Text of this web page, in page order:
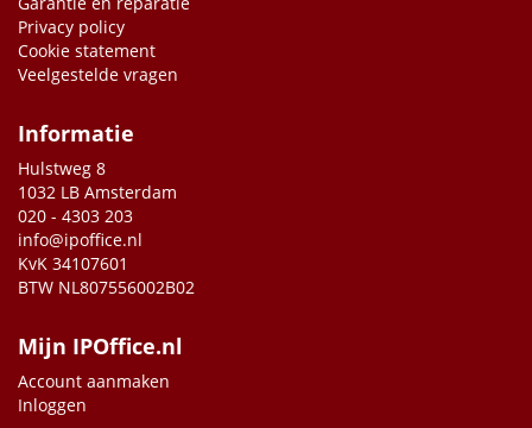
Privacy policy
Cookie statement
Veelgestelde vragen
Informatie
Hulstweg 8
1032 LB Amsterdam
020 - 4303 203
info@ipoffice.nl
KvK 34107601
BTW NL807556002B02
Mijn IPOffice.nl
Account aanmaken
Inloggen